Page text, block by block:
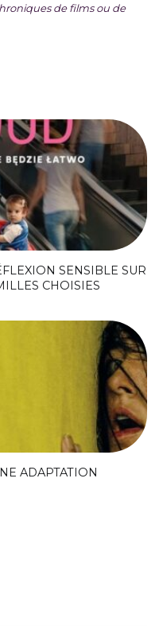
de films ou de
SENSIBLE SUR
CHOISIES
ADAPTATION